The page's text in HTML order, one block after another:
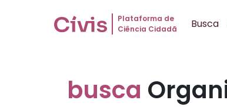
Plataforma de
Ciência Cidadã
Busca
busca